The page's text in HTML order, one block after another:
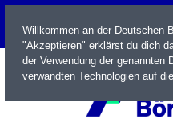
Willkommen an der Deutschen
"Akzeptieren" erklärst du dich
der Verwendung der genannten
verwandten Technologien auf